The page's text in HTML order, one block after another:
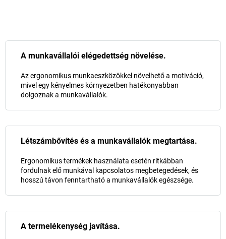
A munkavállalói elégedettség növelése.
Az ergonomikus munkaeszközökkel növelhető a motiváció,
mivel egy kényelmes környezetben hatékonyabban
dolgoznak a munkavállalók.
Létszámbővítés és a munkavállalók megtartása.
Ergonomikus termékek használata esetén ritkábban
fordulnak elő munkával kapcsolatos megbetegedések, és
hosszú távon fenntartható a munkavállalók egészsége.
A termelékenység javítása.